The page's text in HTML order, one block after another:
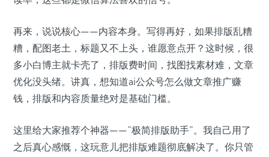
再来，说说核心——内容本身。写得再好，如果排版乱糟
糟，配图老土，标题又不上头，谁愿意点开？这时候，很
多小白博主就卡壳了，排版费时间，找图找素材难，文章
优化没头绪。讲真，想知道ai公众号怎么做文章推广赚
钱，排版和内容质量绝对是基础门槛。
这里给大家推荐个神器——“极简排版助手”。我自己用了
之后真心感慨，这玩意儿把排版难题彻底解决了。你只管